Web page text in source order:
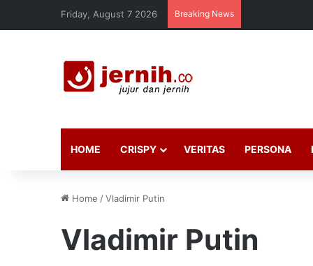
Friday, August 7 2026 Breaking News
HOME CRISPY VERITAS PERSONA
Home /Vladimir Putin
Vladimir Putin